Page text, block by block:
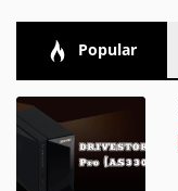
Popular